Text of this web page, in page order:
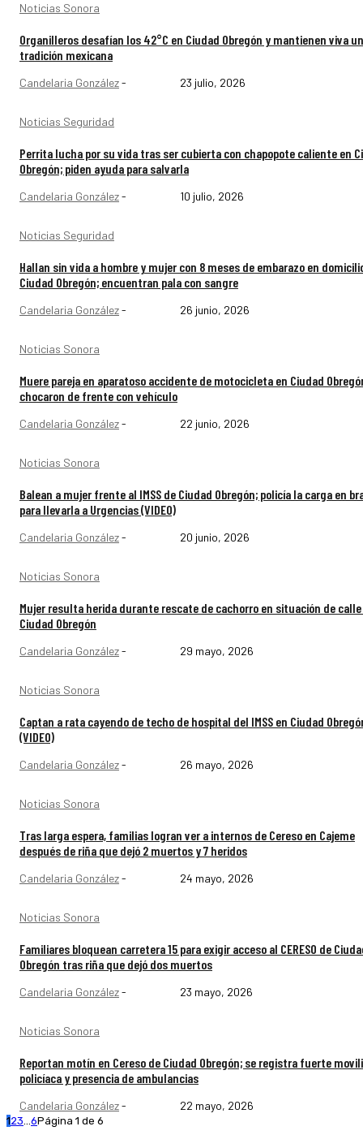
Noticias Sonora
Organilleros desafían los 42°C en Ciudad Obregón y mantienen viva
tradición mexicana
Candelaria González- 23 julio, 2026
Noticias Seguridad
Perrita lucha por su vida tras ser cubierta con chapopote caliente en
Obregón; piden ayuda para salvarla
Candelaria González- 10 julio, 2026
Noticias Seguridad
Hallan sin vida a hombre y mujer con 8 meses de embarazo en
Ciudad Obregón; encuentran pala con sangre
Candelaria González- 26 junio, 2026
Noticias Sonora
Muere pareja en aparatoso accidente de motocicleta en Ciudad
chocaron de frente con vehículo
Candelaria González- 22 junio, 2026
Noticias Sonora
Balean a mujer frente al IMSS de Ciudad Obregón; policía la carga en
para llevarla a Urgencias (VIDEO)
Candelaria González- 20 junio, 2026
Noticias Sonora
Mujer resulta herida durante rescate de cachorro en situación de
Ciudad Obregón
Candelaria González- 29 mayo, 2026
Noticias Sonora
Captan a rata cayendo de techo de hospital del IMSS en Ciudad
(VIDEO)
Candelaria González- 26 mayo, 2026
Noticias Sonora
Tras larga espera, familias logran ver a internos de Cereso en Cajeme
después de riña que dejó 2 muertos y 7 heridos
Candelaria González- 24 mayo, 2026
Noticias Sonora
Familiares bloquean carretera 15 para exigir acceso al CERESO de
Obregón tras riña que dejó dos muertos
Candelaria González- 23 mayo, 2026
Noticias Sonora
Reportan motín en Cereso de Ciudad Obregón; se registra fuerte
policíaca y presencia de ambulancias
Candelaria González- 22 mayo, 2026
123...6Página 1 de 6